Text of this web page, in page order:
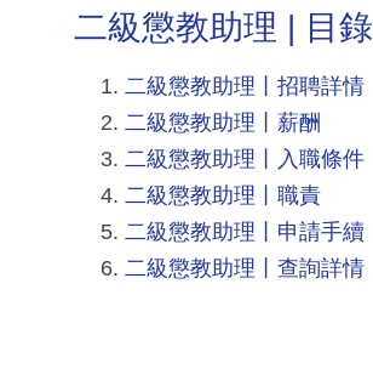
二級懲教助理 | 目錄
二級懲教助理丨招聘詳情
二級懲教助理丨薪酬
二級懲教助理丨入職條件
二級懲教助理丨職責
二級懲教助理丨申請手續
二級懲教助理丨查詢詳情